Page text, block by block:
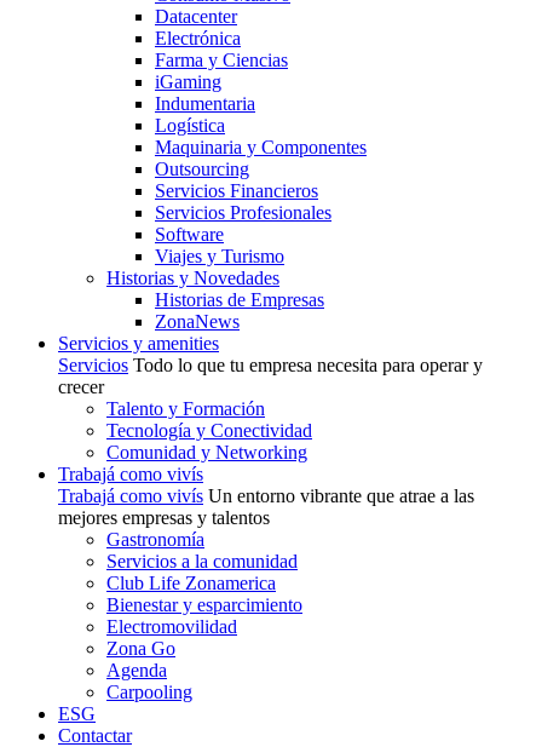
Datacenter
Electrónica
Farma y Ciencias
iGaming
Indumentaria
Logística
Maquinaria y Componentes
Outsourcing
Servicios Financieros
Servicios Profesionales
Software
Viajes y Turismo
Historias y Novedades
Historias de Empresas
ZonaNews
Servicios y amenities
Servicios Todo lo que tu empresa necesita para operar y
crecer
Talento y Formación
Tecnología y Conectividad
Comunidad y Networking
Trabajá como vivís
Trabajá como vivís Un entorno vibrante que atrae a las
mejores empresas y talentos
Gastronomía
Servicios a la comunidad
Club Life Zonamerica
Bienestar y esparcimiento
Electromovilidad
Zona Go
Agenda
Carpooling
ESG
Contactar